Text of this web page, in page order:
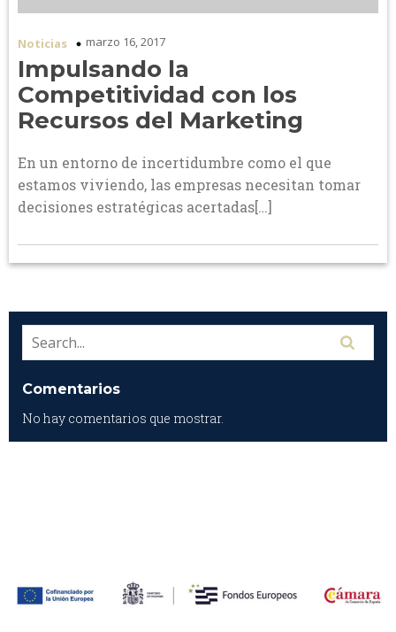
Noticias marzo 16, 2017
Impulsando la
Competitividad con los
Recursos del Marketing
En un entorno de incertidumbre como el que
estamos viviendo, las empresas necesitan tomar
decisiones estratégicas acertadas[…]
Comentarios
No hay comentarios que mostrar.